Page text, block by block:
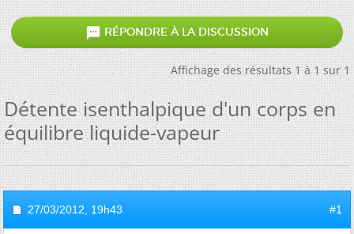
 RÉPONDRE À LA DISCUSSION
Affichage des résultats 1 à 1 sur 1
Détente isenthalpique d'un corps en
équilibre liquide-vapeur
27/03/2012, 19h43 #1